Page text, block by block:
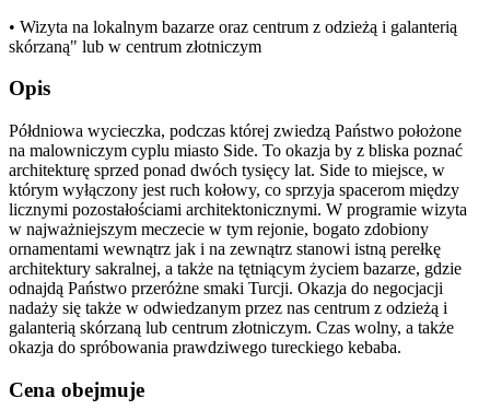
• Wizyta na lokalnym bazarze oraz centrum z odzieżą i galanterią
skórzaną" lub w centrum złotniczym
Opis
Półdniowa wycieczka, podczas której zwiedzą Państwo położone
na malowniczym cyplu miasto Side. To okazja by z bliska poznać
architekturę sprzed ponad dwóch tysięcy lat. Side to miejsce, w
którym wyłączony jest ruch kołowy, co sprzyja spacerom między
licznymi pozostałościami architektonicznymi. W programie wizyta
w najważniejszym meczecie w tym rejonie, bogato zdobiony
ornamentami wewnątrz jak i na zewnątrz stanowi istną perełkę
architektury sakralnej, a także na tętniącym życiem bazarze, gdzie
odnajdą Państwo przeróżne smaki Turcji. Okazja do negocjacji
nadaży się także w odwiedzanym przez nas centrum z odzieżą i
galanterią skórzaną lub centrum złotniczym. Czas wolny, a także
okazja do spróbowania prawdziwego tureckiego kebaba.
Cena obejmuje